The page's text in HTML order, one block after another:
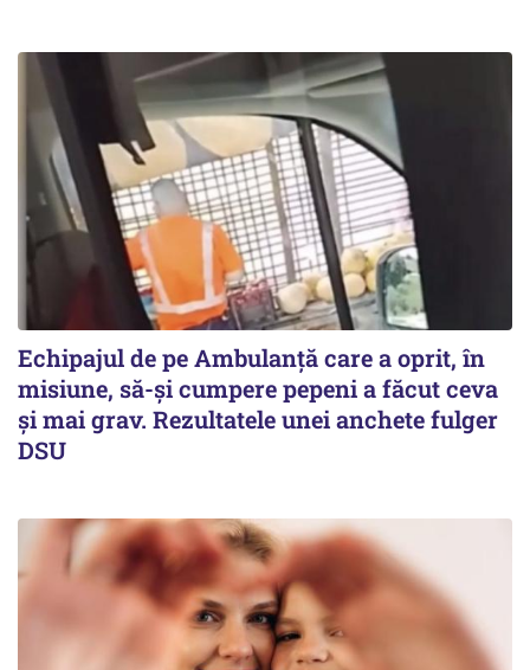
Echipajul de pe Ambulanță care a oprit, în
misiune, să-și cumpere pepeni a făcut ceva
și mai grav. Rezultatele unei anchete fulger
DSU